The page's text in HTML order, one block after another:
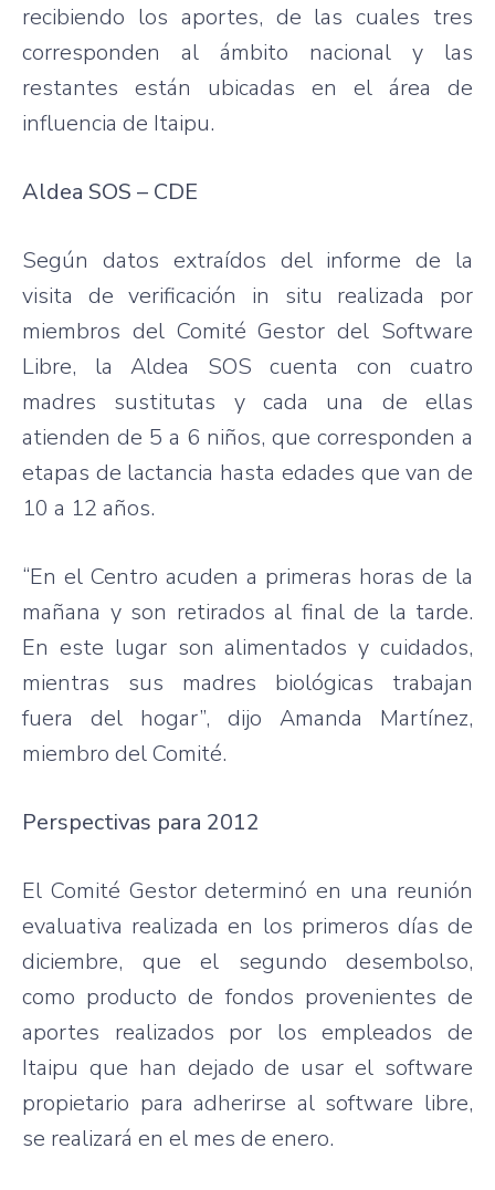
recibiendo los aportes, de las cuales tres
corresponden al ámbito nacional y las
restantes están ubicadas en el área de
influencia de Itaipu.
Aldea SOS – CDE
Según datos extraídos del informe de la
visita de verificación in situ realizada por
miembros del Comité Gestor del Software
Libre, la Aldea SOS cuenta con cuatro
madres sustitutas y cada una de ellas
atienden de 5 a 6 niños, que corresponden a
etapas de lactancia hasta edades que van de
10 a 12 años.
“En el Centro acuden a primeras horas de la
mañana y son retirados al final de la tarde.
En este lugar son alimentados y cuidados,
mientras sus madres biológicas trabajan
fuera del hogar”, dijo Amanda Martínez,
miembro del Comité.
Perspectivas para 2012
El Comité Gestor determinó en una reunión
evaluativa realizada en los primeros días de
diciembre, que el segundo desembolso,
como producto de fondos provenientes de
aportes realizados por los empleados de
Itaipu que han dejado de usar el software
propietario para adherirse al software libre,
se realizará en el mes de enero.